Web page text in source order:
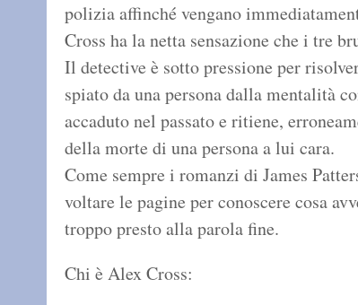
polizia affinché vengano
Cross ha la netta sensazione che i tre
Il detective è sotto pressione per
spiato da una persona dalla mentalità
accaduto nel passato e ritiene,
della morte di una persona a lui cara.
Come sempre i romanzi di James
voltare le pagine per conoscere cosa
troppo presto alla parola fine.
Chi è Alex Cross: